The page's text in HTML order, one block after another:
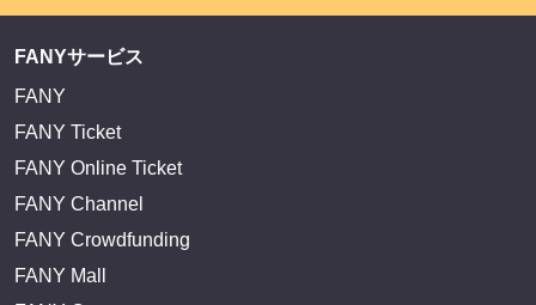
FANYサービス
FANY
FANY Ticket
FANY Online Ticket
FANY Channel
FANY Crowdfunding
FANY Mall